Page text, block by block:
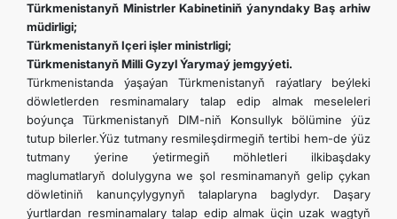
Türkmenistanyň Ministrler Kabinetiniň ýanyndaky Baş arhiw
müdirligi;
Türkmenistanyň Içeri işler ministrligi;
Türkmenistanyň Milli Gyzyl Ýarymaý jemgyýeti.
Türkmenistanda ýaşaýan Türkmenistanyň raýatlary beýleki
döwletlerden resminamalary talap edip almak meseleleri
boýunça Türkmenistanyň DIM-niň Konsullyk bölümine ýüz
tutup bilerler.Ýüz tutmany resmileşdirmegiň tertibi hem-de ýüz
tutmany ýerine ýetirmegiň möhletleri ilkibaşdaky
maglumatlaryň dolulygyna we şol resminamanyň gelip çykan
döwletiniň kanunçylygynyň talaplaryna baglydyr. Daşary
ýurtlardan resminamalary talap edip almak üçin uzak wagtyň